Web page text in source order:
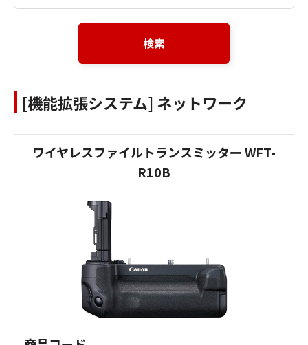
検索
[機能拡張システム] ネットワーク
ワイヤレスファイルトランスミッター WFT-
R10B